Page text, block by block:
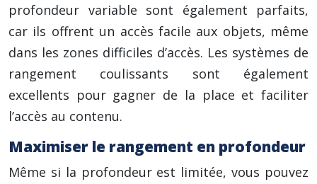
profondeur variable sont également parfaits,
car ils offrent un accès facile aux objets, même
dans les zones difficiles d’accès. Les systèmes de
rangement coulissants sont également
excellents pour gagner de la place et faciliter
l’accès au contenu.
Maximiser le rangement en profondeur
Même si la profondeur est limitée, vous pouvez